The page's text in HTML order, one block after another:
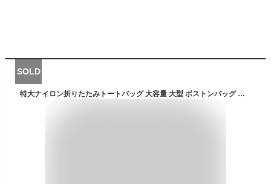
SOLD
特大ナイロン折りたたみトートバッグ 大容量 大型 ボストンバッグ 旅行 軽量 軽い 修学旅行 1泊2日 2泊3日 3泊4日 機内 持ち込み マザーズ レディース メンズ 大きめ かわいい 可愛い ゴルフ ファスナー付き トラベル アウトドア 送料無料 3s